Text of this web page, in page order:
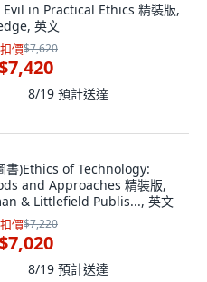
in Practical Ethics 精裝版,
英文
價$7,620
8/19 預計送達
書)Ethics of Technology:
and Approaches 精裝版,
& Littlefield Publis..., 英文
價$7,220
8/19 預計送達